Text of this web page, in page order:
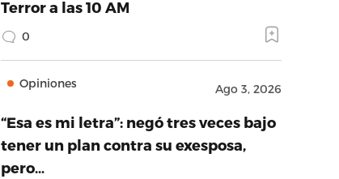
Terror a las 10 AM
0
Opiniones Ago 3, 2026
“Esa es mi letra”: negó tres veces bajo
tener un plan contra su exesposa,
pero…